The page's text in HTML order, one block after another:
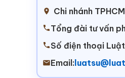
Chi nhánh
Tổng đài tư vấn
Số điện thoại
Email: